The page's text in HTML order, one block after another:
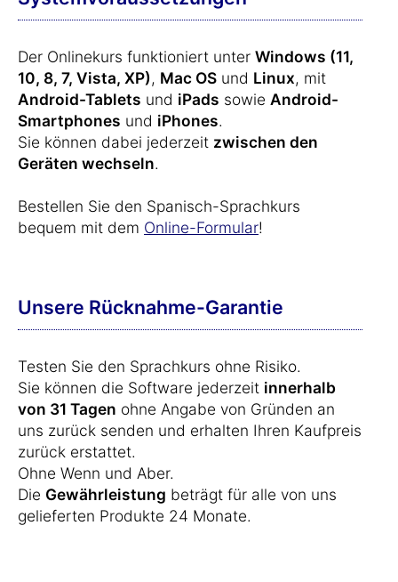
Der Onlinekurs funktioniert unter Windows (11,
10, 8, 7, Vista, XP), Mac OS und Linux, mit
Android-Tablets und iPads sowie Android-
Smartphones und iPhones.
Sie können dabei jederzeit zwischen den
Geräten wechseln.
Bestellen Sie den Spanisch-Sprachkurs
bequem mit dem Online-Formular!
Unsere Rücknahme-Garantie
Testen Sie den Sprachkurs ohne Risiko.
Sie können die Software jederzeit innerhalb
von 31 Tagen ohne Angabe von Gründen an
uns zurück senden und erhalten Ihren Kaufpreis
zurück erstattet.
Ohne Wenn und Aber.
Die Gewährleistung beträgt für alle von uns
gelieferten Produkte 24 Monate.